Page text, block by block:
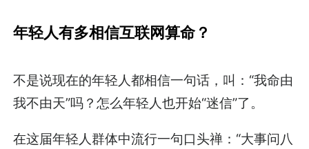
年轻人有多相信互联网算命？
不是说现在的年轻人都相信一句话，叫：“我命由
我不由天”吗？怎么年轻人也开始“迷信”了。
在这届年轻人群体中流行一句口头禅：“大事问八